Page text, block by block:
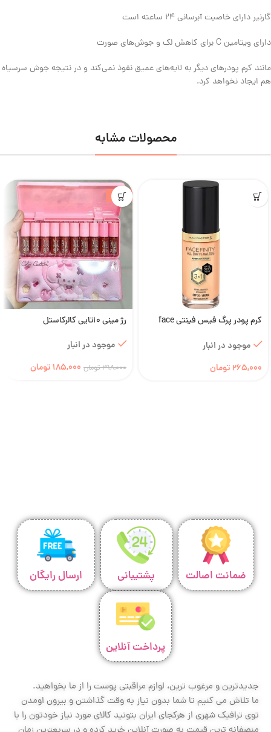
گارنیر دارای خاصیت آبرسانی 24 ساعته است
دارای ویتامین C برای کاهش لک و جوش‌های صورت
مانند کرم پودرهای دیگر به لایه‌های عمیق نفوذ نمی‌کند و در نتیجه جوش سرسیاه
هم ایجاد نخواهد کرد.
محصولات مشابه
کرم پودر پرگ فیس فینتی face
موجود در انبار
265,000 تومان
-38%
رژ مینی 10تایی کالرکاستل
موجود در انبار
298,000تومان 185,000 تومان
ضمانت اصالت پشتیبانی ارسال رایگان
پرداخت آنلاین
جدیدترین و مرغوب ترین، لوازم مراقبتی پوست را از ما بخواهید.
ما تلاش می کنیم تا شما بدون نیاز به وقت گذاشتن و بیرون اومدن
توی ترافیک شهری از هرکجای ایران بتونید کالای مورد نیاز خودتون را با